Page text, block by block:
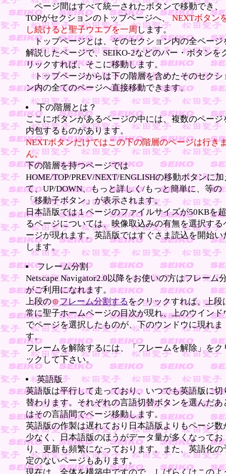
ページ間はすべて統一されたボタンで移動でき、
TOPがセクションのトップページへ、NEXTボタン
し続けると聖子ウエブを一周します。
トップページとは、そのセクション内の全ページ
解説したページで、SEIKO-2などのバー・ボタンを
リックすれば、そこに移動します。
トップページからは下の階層を含めたそのセクシ
ン内の全てのページへ直接移動できます。
下の階層とは？
ここにボタンがあるページの中には、複数のページ
内包するものがあります。
NEXTボタンだけではこの下の階層のページは行き
ん。
下の階層を持つページでは
HOME/TOP/PREV/NEXT/ENGLISHの移動ボタンに加
て、UP/DOWN、もっと詳しく/もっと簡単に、等の
「移動子ボタン」が表示されます。
日本語版では１ページのファイルサイズが50KBを
るページについては、映像取込みの有無を選択する
ージが現れます。英語版ではすぐさま読込を開始い
します。
フレーム分割
Netscape Navigator2.0以降をお使いの方はフレーム
がご利用になれます。
上段の
フレーム分割する をクリックすれば、上段
常に聖子ホームページの目次が現れ、上のウインド
でページを選択したものが、下のウンドウに現れま
す。
フレームを解除するには、「フレームを解除」をク
ックして下さい。
英語版
英語版は平行して走っており、いつでも英語版に切
替わります。それぞれの言語切替ボタンを選んだあ
はその言語間でページ移動します。
英語版の作製は遅れており日本語版よりもページ数
少なく、日本語版のほうがデータ量が多くなってお
り、更新も頻繁になっております。また、英語化の
定のないページもあります。